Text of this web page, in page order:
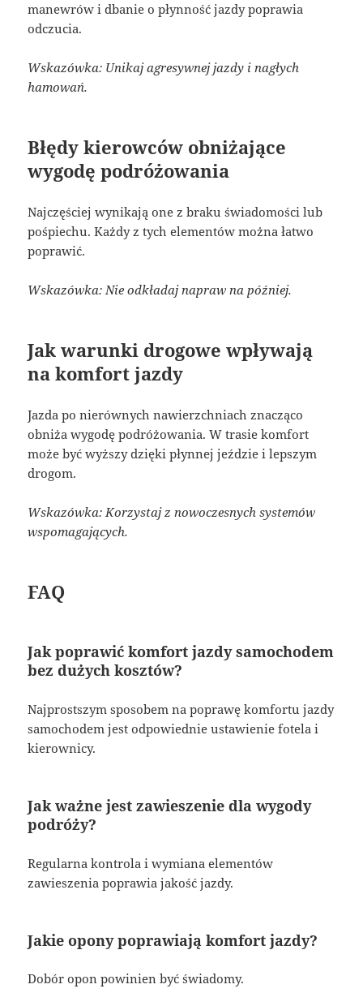
manewrów i dbanie o płynność jazdy poprawia
odczucia.
Wskazówka: Unikaj agresywnej jazdy i nagłych
hamowań.
Błędy kierowców obniżające
wygodę podróżowania
Najczęściej wynikają one z braku świadomości lub
pośpiechu. Każdy z tych elementów można łatwo
poprawić.
Wskazówka: Nie odkładaj napraw na później.
Jak warunki drogowe wpływają
na komfort jazdy
Jazda po nierównych nawierzchniach znacząco
obniża wygodę podróżowania. W trasie komfort
może być wyższy dzięki płynnej jeździe i lepszym
drogom.
Wskazówka: Korzystaj z nowoczesnych systemów
wspomagających.
FAQ
Jak poprawić komfort jazdy samochodem
bez dużych kosztów?
Najprostszym sposobem na poprawę komfortu jazdy
samochodem jest odpowiednie ustawienie fotela i
kierownicy.
Jak ważne jest zawieszenie dla wygody
podróży?
Regularna kontrola i wymiana elementów
zawieszenia poprawia jakość jazdy.
Jakie opony poprawiają komfort jazdy?
Dobór opon powinien być świadomy.